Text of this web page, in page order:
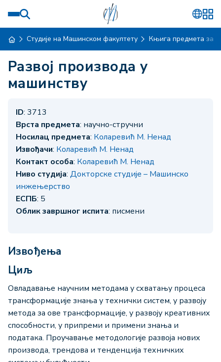
Студије на Машинском факултету Књига предмета за
Развој производа у
машинству
ID: 3713
Врста предмета: научно-стручни
Носилац предмета: Коларевић М. Ненад
Извођачи: Коларевић М. Ненад
Контакт особа: Коларевић М. Ненад
Ниво студија: Докторске студије – Машинско
инжењерство
ЕСПБ: 5
Облик завршног испита: писмени
Извођења
Циљ
Овладавање научним методама у схватању процеса
трансформације знања у технички систем, у развоју
метода за ове трансформације, у развоју креативних
способности, у припреми и примени знања и
података. Проучавање методологије развоја нових
производа, трендова и тенденција техничких